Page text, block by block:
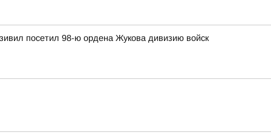
посетил 98-ю ордена Жукова дивизию войск